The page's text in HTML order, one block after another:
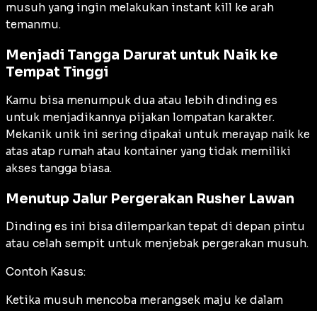
musuh yang ingin melakukan instant kill ke arah
temanmu.
Menjadi Tangga Darurat untuk Naik ke
Tempat Tinggi
Kamu bisa menumpuk dua atau lebih dinding es
untuk menjadikannya pijakan lompatan karakter.
Mekanik unik ini sering dipakai untuk merayap naik ke
atas atap rumah atau kontainer yang tidak memiliki
akses tangga biasa.
Menutup Jalur Pergerakan Rusher Lawan
Dinding es ini bisa dilemparkan tepat di depan pintu
atau celah sempit untuk menjebak pergerakan musuh.
Contoh Kasus:
Ketika musuh mencoba merangsek maju ke dalam